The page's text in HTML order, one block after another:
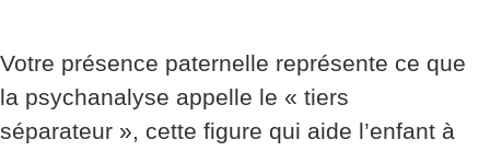
Votre présence paternelle représente ce que
la psychanalyse appelle le « tiers
séparateur », cette figure qui aide l’enfant à